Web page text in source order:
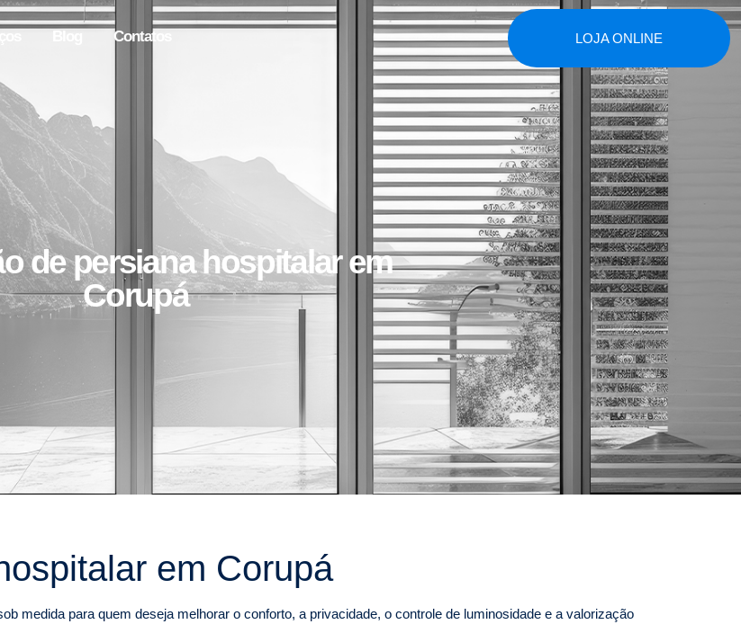
Contatos LOJA ONLINE
de persiana hospitalar em
Corupá
em Corupá
medida para quem deseja melhorar o conforto, a privacidade, o controle de luminosidade e a valorização